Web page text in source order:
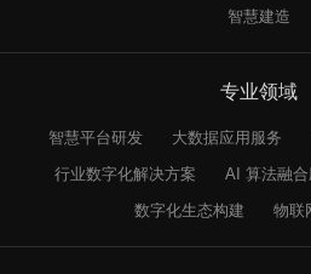
智慧建造
专业领域
智慧平台研发 大数据应用服务
行业数字化解决方案
AI 算法融合
数字化生态构建
物联